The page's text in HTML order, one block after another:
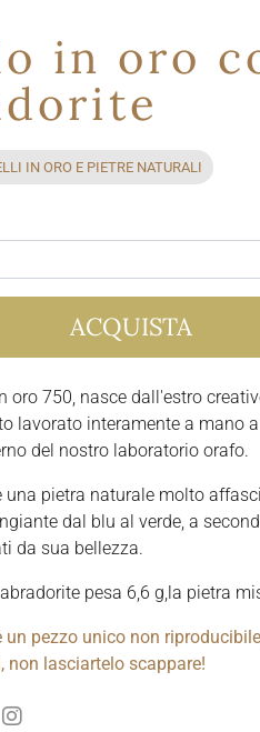
in oro
IN ORO E PIETRE NATURALI
ACQUISTA
oro 750, nasce dall'estro
lavorato interamente a mano
del nostro laboratorio orafo.
una pietra naturale molto
dal blu al verde, a
da sua bellezza.
pesa 6,6 g,la pietra
un pezzo unico non
non lasciartelo scappare!